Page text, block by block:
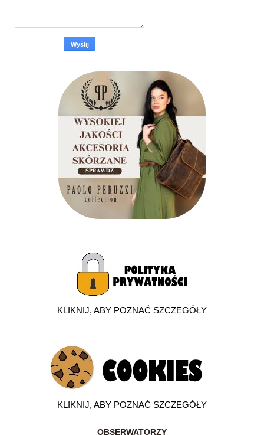
KLIKNIJ, ABY POZNAĆ SZCZEGÓŁY
KLIKNIJ, ABY POZNAĆ SZCZEGÓŁY
OBSERWATORZY